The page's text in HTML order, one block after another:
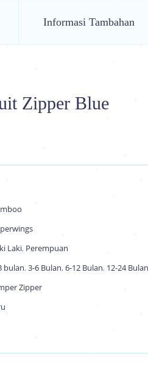
Informasi Tambahan
Zipper Blue
Laki, Perempuan
bulan, 3-6 Bulan, 6-12 Bulan, 12-24 Bulan
Zipper